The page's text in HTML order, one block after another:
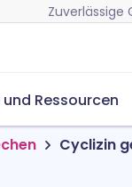
Zuverlässige
Ressourcen
Cyclizin